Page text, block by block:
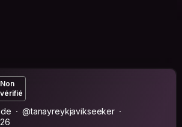
Non
vérifié
@tanayreykjavikseeker